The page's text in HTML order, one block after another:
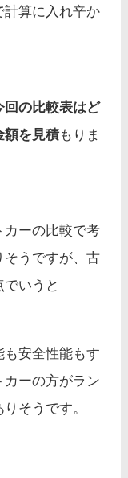
計算に入れ辛か
回の比較表はど
額を見積もりま
カーの比較で考
そうですが、古
いうと
安全性能もす
カーの方がラン
そうです。